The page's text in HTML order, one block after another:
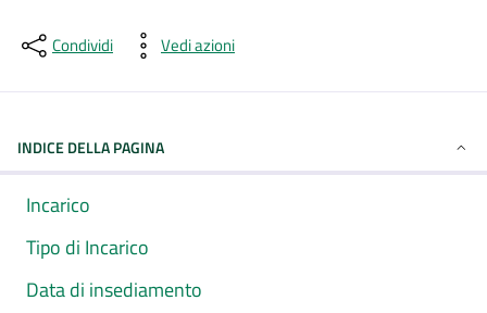
Condividi Vedi azioni
INDICE DELLA PAGINA
Incarico
Tipo di Incarico
Data di insediamento